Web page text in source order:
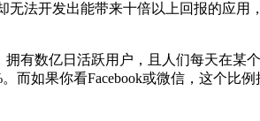
开发出能带来十倍以上回报的应用
数亿日活跃用户，且人们每天在某
如果你看Facebook或微信，这个比例